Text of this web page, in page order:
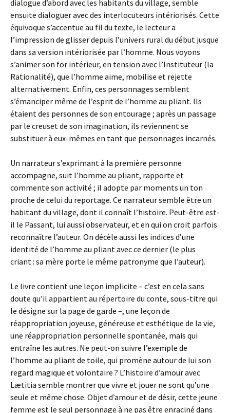
dialogue d’abord avec les habitants du village, semble
ensuite dialoguer avec des interlocuteurs intériorisés. Cette
équivoque s’accentue au fil du texte, le lecteur a
l’impression de glisser depuis l’univers rural du début jusque
dans sa version intériorisée par l’homme. Nous voyons
s’animer son for intérieur, en tension avec l’Instituteur (la
Rationalité), que l’homme aime, mobilise et rejette
alternativement. Enfin, ces personnages semblent
s’émanciper même de l’esprit de l’homme au pliant. Ils
étaient des personnes de son entourage ; après un passage
par le creuset de son imagination, ils reviennent se
substituer à eux-mêmes en tant que personnages incarnés.
Un narrateur s’exprimant à la première personne
accompagne, suit l’homme au pliant, rapporte et
commente son activité ; il adopte par moments un ton
proche de celui du reportage. Ce narrateur semble être un
habitant du village, dont il connaît l’histoire. Peut-être est-
il le Passant, lui aussi observateur, et en qui on croit parfois
reconnaître l’auteur. On décèle aussi les indices d’une
identité de l’homme au pliant avec ce dernier (le plus
criant : sa mère porte le même patronyme que l’auteur).
Le livre contient une leçon implicite – c’est en cela sans
doute qu’il appartient au répertoire du conte, sous-titre qui
le désigne sur la page de garde –, une leçon de
réappropriation joyeuse, généreuse et esthétique de la vie,
une réappropriation personnelle spontanée, mais qui
entraîne les autres. Ne peut-on suivre l’exemple de
l’homme au pliant de toile, qui promène autour de lui son
regard magique et volontaire ? L’histoire d’amour avec
Lætitia semble montrer que vivre et jouer ne sont qu’une
seule et même chose. Objet d’amour et de désir, cette jeune
femme est le seul personnage à ne pas être enraciné dans